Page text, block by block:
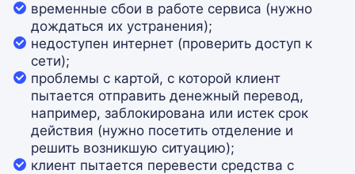
временные сбои в работе сервиса (нужно
дождаться их устранения);
недоступен интернет (проверить доступ к
сети);
проблемы с картой, с которой клиент
пытается отправить денежный перевод,
например, заблокирована или истек срок
действия (нужно посетить отделение и
решить возникшую ситуацию);
клиент пытается перевести средства с